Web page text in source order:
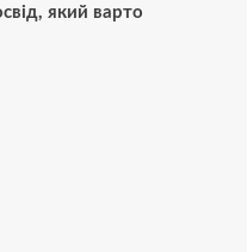
який варто